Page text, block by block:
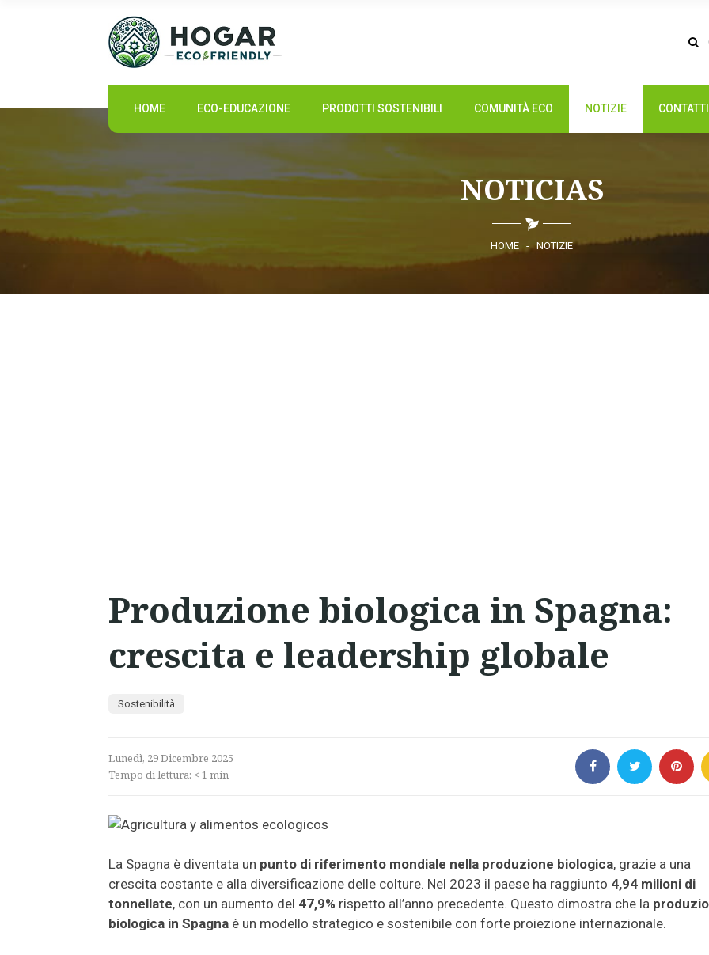
HOME ECO-EDUCAZIONE PRODOTTI SOSTENIBILI COMUNITÀ ECO NOTIZIE CONTATTI
COMUNITÀ ECO NOTICIAS
HOME - NOTIZIE
Produzione biologica in Spagna:
crescita e leadership globale
Sostenibilità
Lunedì, 29 Dicembre 2025
Tempo di lettura: < 1 min
La Spagna è diventata un punto di riferimento mondiale nella produzione biologica, grazie a una
crescita costante e alla diversificazione delle colture. Nel 2023 il paese ha raggiunto 4,94 milioni di
tonnellate, con un aumento del 47,9% rispetto all’anno precedente. Questo dimostra che la
biologica in Spagna è un modello strategico e sostenibile con forte proiezione internazionale.